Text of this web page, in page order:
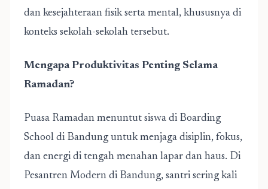
dan kesejahteraan fisik serta mental, khususnya di
konteks sekolah-sekolah tersebut.
Mengapa Produktivitas Penting Selama
Ramadan?
Puasa Ramadan menuntut siswa di Boarding
School di Bandung untuk menjaga disiplin, fokus,
dan energi di tengah menahan lapar dan haus. Di
Pesantren Modern di Bandung, santri sering kali